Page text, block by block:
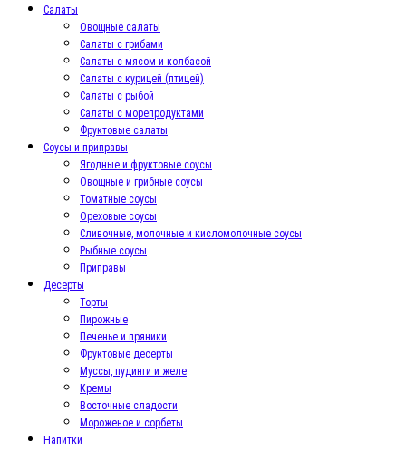
Салаты
Овощные салаты
Салаты с грибами
Салаты с мясом и колбасой
Салаты с курицей (птицей)
Салаты с рыбой
Салаты с морепродуктами
Фруктовые салаты
Соусы и приправы
Ягодные и фруктовые соусы
Овощные и грибные соусы
Томатные соусы
Ореховые соусы
Сливочные, молочные и кисломолочные соусы
Рыбные соусы
Приправы
Десерты
Торты
Пирожные
Печенье и пряники
Фруктовые десерты
Муссы, пудинги и желе
Кремы
Восточные сладости
Мороженое и сорбеты
Напитки